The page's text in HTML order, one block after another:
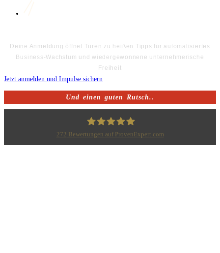
Deine Anmeldung öffnet Türen zu heißen Tipps für automatisiertes
Business-Wachstum und wiedergewonnene unternehmerische
Freiheit
Jetzt anmelden und Impulse sichern
Und einen guten Rutsch..
272 Bewertungen auf ProvenExpert.com